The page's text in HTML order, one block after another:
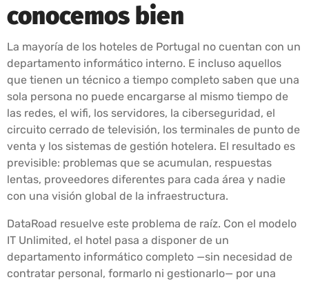
conocemos bien
La mayoría de los hoteles de Portugal no cuentan con un
departamento informático interno. E incluso aquellos
que tienen un técnico a tiempo completo saben que una
sola persona no puede encargarse al mismo tiempo de
las redes, el wifi, los servidores, la ciberseguridad, el
circuito cerrado de televisión, los terminales de punto de
venta y los sistemas de gestión hotelera. El resultado es
previsible: problemas que se acumulan, respuestas
lentas, proveedores diferentes para cada área y nadie
con una visión global de la infraestructura.
DataRoad resuelve este problema de raíz. Con el modelo
IT Unlimited, el hotel pasa a disponer de un
departamento informático completo —sin necesidad de
contratar personal, formarlo ni gestionarlo— por una